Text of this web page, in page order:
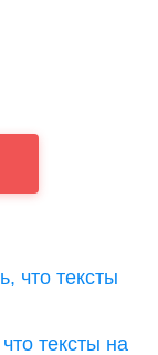
тексты на